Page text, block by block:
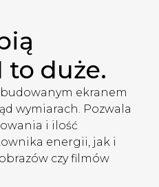
to duże.
ekranem
wymiarach. Pozwala
i ilość
energii, jak i
czy filmów